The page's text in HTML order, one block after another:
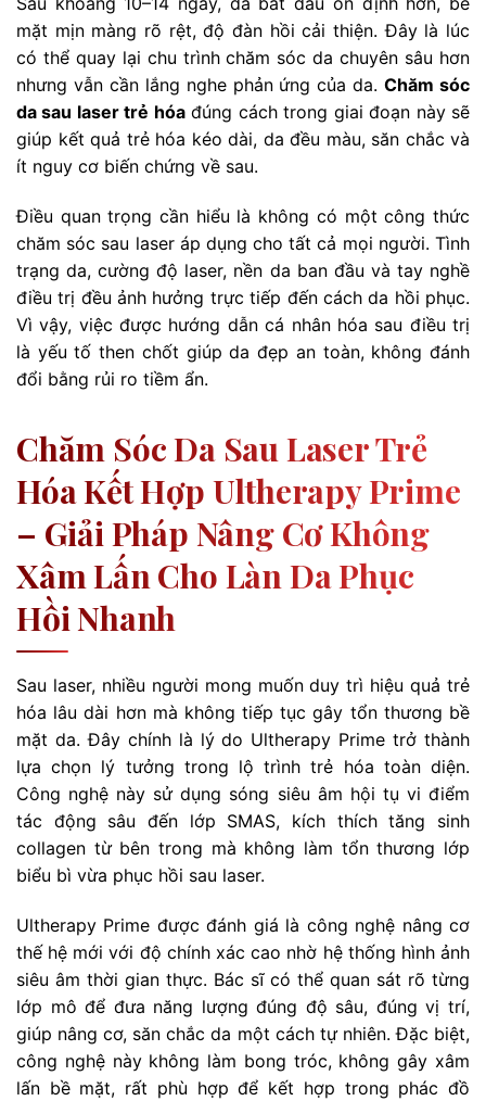
mặt mịn màng rõ rệt, độ đàn hồi cải thiện. Đây là lúc
có thể quay lại chu trình chăm sóc da chuyên sâu hơn
nhưng vẫn cần lắng nghe phản ứng của da.Chăm sóc
da sau laser trẻ hóađúng cách trong giai đoạn này sẽ
giúp kết quả trẻ hóa kéo dài, da đều màu, săn chắc và
ít nguy cơ biến chứng về sau.
Điều quan trọng cần hiểu là không có một công thức
chăm sóc sau laser áp dụng cho tất cả mọi người. Tình
trạng da, cường độ laser, nền da ban đầu và tay nghề
điều trị đều ảnh hưởng trực tiếp đến cách da hồi phục.
Vì vậy, việc được hướng dẫn cá nhân hóa sau điều trị
là yếu tố then chốt giúp da đẹp an toàn, không đánh
đổi bằng rủi ro tiềm ẩn.
Chăm Sóc Da Sau Laser Trẻ
Hóa Kết Hợp Ultherapy Prime
– Giải Pháp Nâng Cơ Không
Xâm Lấn Cho Làn Da Phục
Hồi Nhanh
Sau laser, nhiều người mong muốn duy trì hiệu quả trẻ
hóa lâu dài hơn mà không tiếp tục gây tổn thương bề
mặt da. Đây chính là lý do Ultherapy Prime trở thành
lựa chọn lý tưởng trong lộ trình trẻ hóa toàn diện.
Công nghệ này sử dụng sóng siêu âm hội tụ vi điểm
tác động sâu đến lớp SMAS, kích thích tăng sinh
collagen từ bên trong mà không làm tổn thương lớp
biểu bì vừa phục hồi sau laser.
Ultherapy Prime được đánh giá là công nghệ nâng cơ
thế hệ mới với độ chính xác cao nhờ hệ thống hình ảnh
siêu âm thời gian thực. Bác sĩ có thể quan sát rõ từng
lớp mô để đưa năng lượng đúng độ sâu, đúng vị trí,
giúp nâng cơ, săn chắc da một cách tự nhiên. Đặc biệt,
công nghệ này không làm bong tróc, không gây xâm
lấn bề mặt, rất phù hợp để kết hợp trong phác đồ